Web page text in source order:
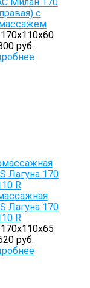
с
руб.
Лагуна 170
R
руб.